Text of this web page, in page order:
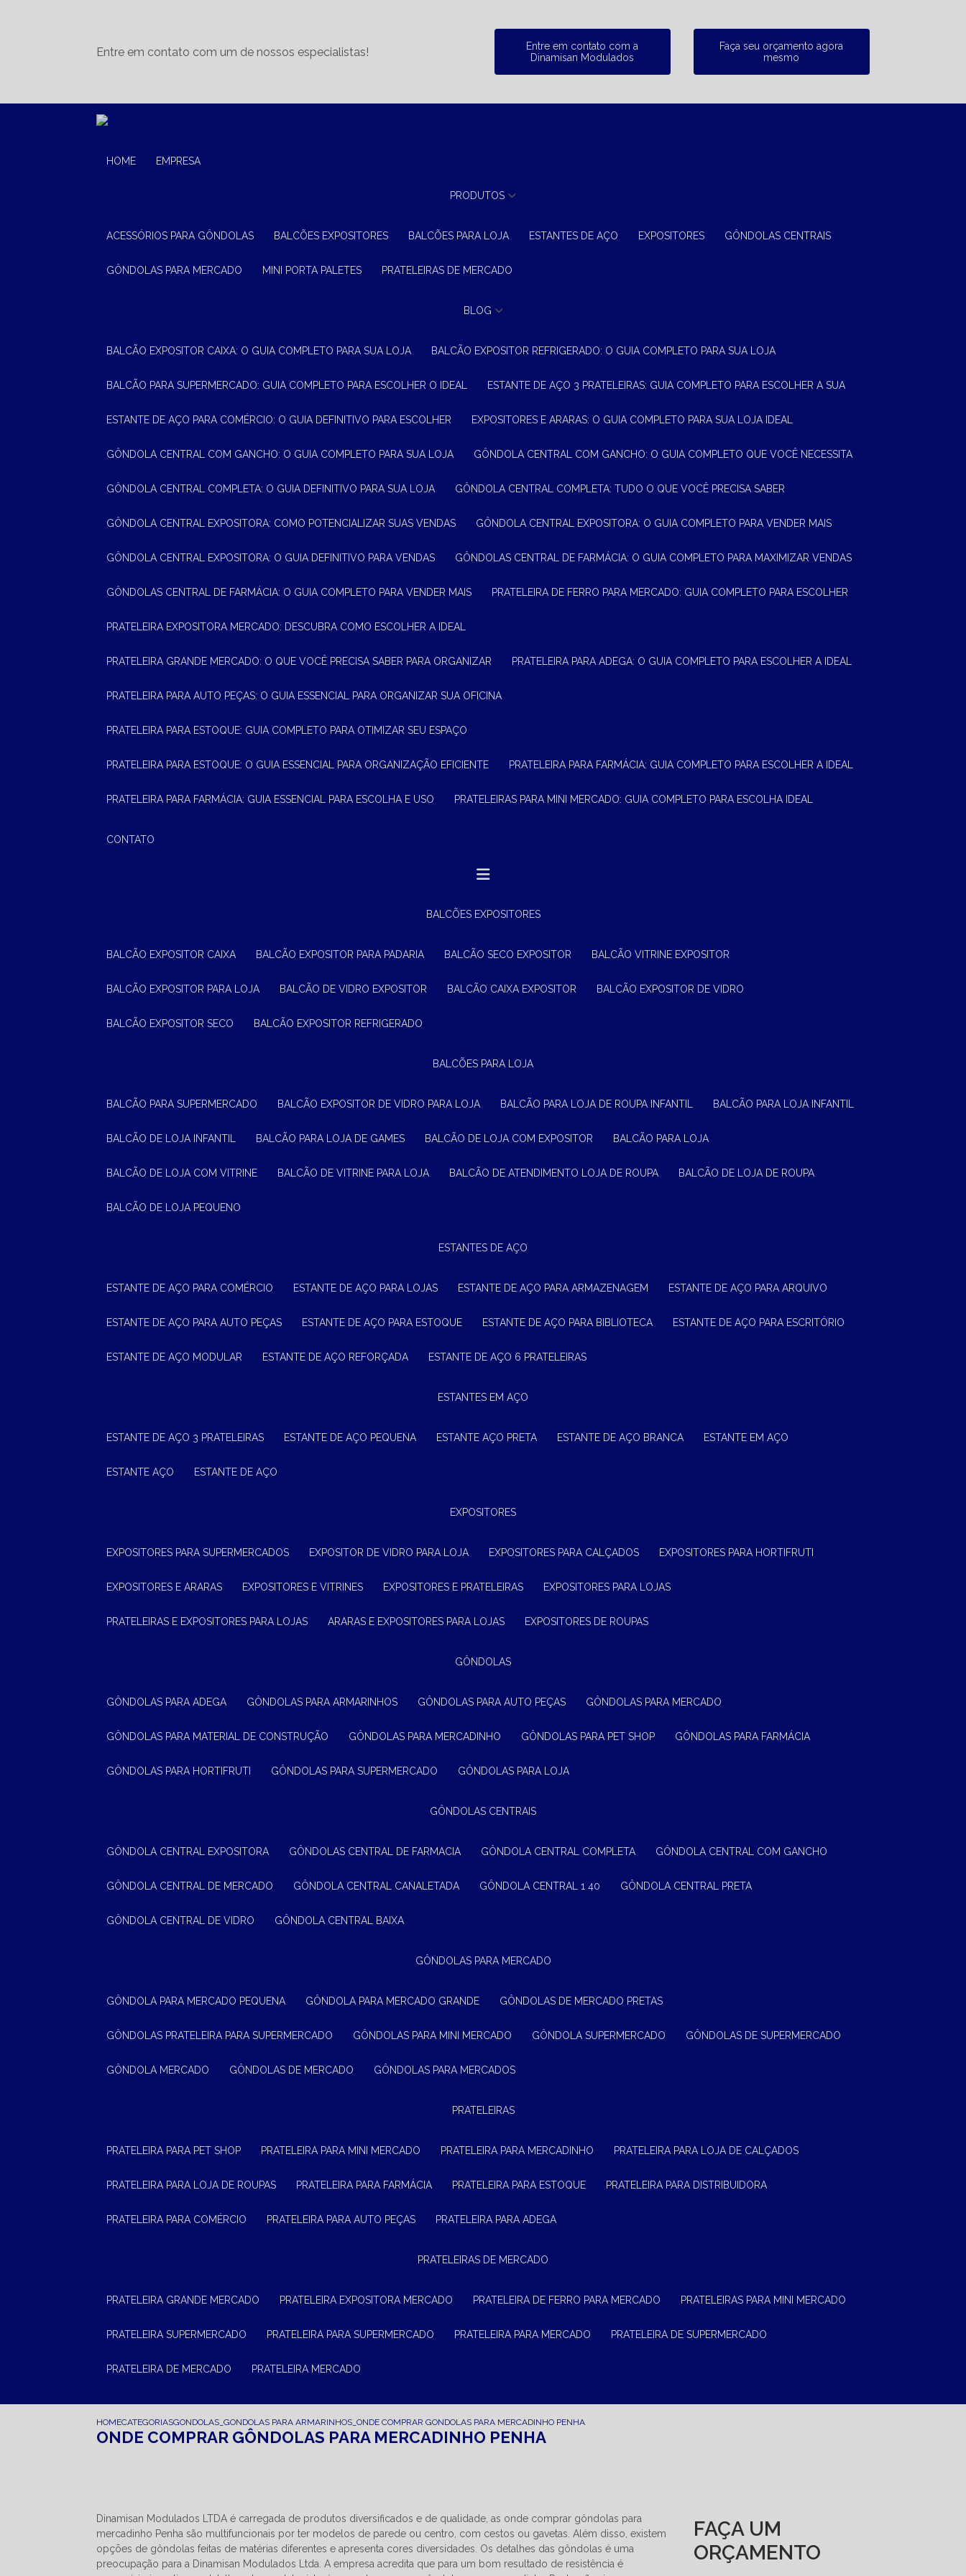
Entre em contato com um de nossos especialistas!
Entre em contato com a
Dinamisan Modulados
Faça seu orçamento agora
mesmo
HOME EMPRESA
PRODUTOS
ACESSÓRIOS PARA GÔNDOLAS BALCÕES EXPOSITORES BALCÕES PARA LOJA ESTANTES DE AÇO EXPOSITORES GÔNDOLAS CENTRAIS
GÔNDOLAS PARA MERCADO MINI PORTA PALETES PRATELEIRAS DE MERCADO
BLOG
BALCÃO EXPOSITOR CAIXA: O GUIA COMPLETO PARA SUA LOJA BALCÃO EXPOSITOR REFRIGERADO: O GUIA COMPLETO PARA SUA LOJA
BALCÃO PARA SUPERMERCADO: GUIA COMPLETO PARA ESCOLHER O IDEAL ESTANTE DE AÇO 3 PRATELEIRAS: GUIA COMPLETO PARA ESCOLHER A SUA
ESTANTE DE AÇO PARA COMÉRCIO: O GUIA DEFINITIVO PARA ESCOLHER EXPOSITORES E ARARAS: O GUIA COMPLETO PARA SUA LOJA IDEAL
GÔNDOLA CENTRAL COM GANCHO: O GUIA COMPLETO PARA SUA LOJA GÔNDOLA CENTRAL COM GANCHO: O GUIA COMPLETO QUE VOCÊ NECESSITA
GÔNDOLA CENTRAL COMPLETA: O GUIA DEFINITIVO PARA SUA LOJA GÔNDOLA CENTRAL COMPLETA: TUDO O QUE VOCÊ PRECISA SABER
GÔNDOLA CENTRAL EXPOSITORA: COMO POTENCIALIZAR SUAS VENDAS GÔNDOLA CENTRAL EXPOSITORA: O GUIA COMPLETO PARA VENDER MAIS
GÔNDOLA CENTRAL EXPOSITORA: O GUIA DEFINITIVO PARA VENDAS GÔNDOLAS CENTRAL DE FARMÁCIA: O GUIA COMPLETO PARA MAXIMIZAR VENDAS
GÔNDOLAS CENTRAL DE FARMÁCIA: O GUIA COMPLETO PARA VENDER MAIS PRATELEIRA DE FERRO PARA MERCADO: GUIA COMPLETO PARA ESCOLHER
PRATELEIRA EXPOSITORA MERCADO: DESCUBRA COMO ESCOLHER A IDEAL
PRATELEIRA GRANDE MERCADO: O QUE VOCÊ PRECISA SABER PARA ORGANIZAR PRATELEIRA PARA ADEGA: O GUIA COMPLETO PARA ESCOLHER A IDEAL
PRATELEIRA PARA AUTO PEÇAS: O GUIA ESSENCIAL PARA ORGANIZAR SUA OFICINA
PRATELEIRA PARA ESTOQUE: GUIA COMPLETO PARA OTIMIZAR SEU ESPAÇO
PRATELEIRA PARA ESTOQUE: O GUIA ESSENCIAL PARA ORGANIZAÇÃO EFICIENTE PRATELEIRA PARA FARMÁCIA: GUIA COMPLETO PARA ESCOLHER A IDEAL
PRATELEIRA PARA FARMÁCIA: GUIA ESSENCIAL PARA ESCOLHA E USO PRATELEIRAS PARA MINI MERCADO: GUIA COMPLETO PARA ESCOLHA IDEAL
CONTATO
BALCÕES EXPOSITORES
BALCÃO EXPOSITOR CAIXA BALCÃO EXPOSITOR PARA PADARIA BALCÃO SECO EXPOSITOR BALCÃO VITRINE EXPOSITOR
BALCÃO EXPOSITOR PARA LOJA BALCÃO DE VIDRO EXPOSITOR BALCÃO CAIXA EXPOSITOR BALCÃO EXPOSITOR DE VIDRO
BALCÃO EXPOSITOR SECO BALCÃO EXPOSITOR REFRIGERADO
BALCÕES PARA LOJA
BALCÃO PARA SUPERMERCADO BALCÃO EXPOSITOR DE VIDRO PARA LOJA BALCÃO PARA LOJA DE ROUPA INFANTIL BALCÃO PARA LOJA INFANTIL
BALCÃO DE LOJA INFANTIL BALCÃO PARA LOJA DE GAMES BALCÃO DE LOJA COM EXPOSITOR BALCÃO PARA LOJA
BALCÃO DE LOJA COM VITRINE BALCÃO DE VITRINE PARA LOJA BALCÃO DE ATENDIMENTO LOJA DE ROUPA BALCÃO DE LOJA DE ROUPA
BALCÃO DE LOJA PEQUENO
ESTANTES DE AÇO
ESTANTE DE AÇO PARA COMÉRCIO ESTANTE DE AÇO PARA LOJAS ESTANTE DE AÇO PARA ARMAZENAGEM ESTANTE DE AÇO PARA ARQUIVO
ESTANTE DE AÇO PARA AUTO PEÇAS ESTANTE DE AÇO PARA ESTOQUE ESTANTE DE AÇO PARA BIBLIOTECA ESTANTE DE AÇO PARA ESCRITÓRIO
ESTANTE DE AÇO MODULAR ESTANTE DE AÇO REFORÇADA ESTANTE DE AÇO 6 PRATELEIRAS
ESTANTES EM AÇO
ESTANTE DE AÇO 3 PRATELEIRAS ESTANTE DE AÇO PEQUENA ESTANTE AÇO PRETA ESTANTE DE AÇO BRANCA ESTANTE EM AÇO
ESTANTE AÇO ESTANTE DE AÇO
EXPOSITORES
EXPOSITORES PARA SUPERMERCADOS EXPOSITOR DE VIDRO PARA LOJA EXPOSITORES PARA CALÇADOS EXPOSITORES PARA HORTIFRUTI
EXPOSITORES E ARARAS EXPOSITORES E VITRINES EXPOSITORES E PRATELEIRAS EXPOSITORES PARA LOJAS
PRATELEIRAS E EXPOSITORES PARA LOJAS ARARAS E EXPOSITORES PARA LOJAS EXPOSITORES DE ROUPAS
GÔNDOLAS
GÔNDOLAS PARA ADEGA GÔNDOLAS PARA ARMARINHOS GÔNDOLAS PARA AUTO PEÇAS GÔNDOLAS PARA MERCADO
GÔNDOLAS PARA MATERIAL DE CONSTRUÇÃO GÔNDOLAS PARA MERCADINHO GÔNDOLAS PARA PET SHOP GÔNDOLAS PARA FARMÁCIA
GÔNDOLAS PARA HORTIFRUTI GÔNDOLAS PARA SUPERMERCADO GÔNDOLAS PARA LOJA
GÔNDOLAS CENTRAIS
GÔNDOLA CENTRAL EXPOSITORA GÔNDOLAS CENTRAL DE FARMACIA GÔNDOLA CENTRAL COMPLETA GÔNDOLA CENTRAL COM GANCHO
GÔNDOLA CENTRAL DE MERCADO GÔNDOLA CENTRAL CANALETADA GÔNDOLA CENTRAL 1 40 GÔNDOLA CENTRAL PRETA
GÔNDOLA CENTRAL DE VIDRO GÔNDOLA CENTRAL BAIXA
GÔNDOLAS PARA MERCADO
GÔNDOLA PARA MERCADO PEQUENA GÔNDOLA PARA MERCADO GRANDE GÔNDOLAS DE MERCADO PRETAS
GÔNDOLAS PRATELEIRA PARA SUPERMERCADO GÔNDOLAS PARA MINI MERCADO GÔNDOLA SUPERMERCADO GÔNDOLAS DE SUPERMERCADO
GÔNDOLA MERCADO GÔNDOLAS DE MERCADO GÔNDOLAS PARA MERCADOS
PRATELEIRAS
PRATELEIRA PARA PET SHOP PRATELEIRA PARA MINI MERCADO PRATELEIRA PARA MERCADINHO PRATELEIRA PARA LOJA DE CALÇADOS
PRATELEIRA PARA LOJA DE ROUPAS PRATELEIRA PARA FARMÁCIA PRATELEIRA PARA ESTOQUE PRATELEIRA PARA DISTRIBUIDORA
PRATELEIRA PARA COMÉRCIO PRATELEIRA PARA AUTO PEÇAS PRATELEIRA PARA ADEGA
PRATELEIRAS DE MERCADO
PRATELEIRA GRANDE MERCADO PRATELEIRA EXPOSITORA MERCADO PRATELEIRA DE FERRO PARA MERCADO PRATELEIRAS PARA MINI MERCADO
PRATELEIRA SUPERMERCADO PRATELEIRA PARA SUPERMERCADO PRATELEIRA PARA MERCADO PRATELEIRA DE SUPERMERCADO
PRATELEIRA DE MERCADO PRATELEIRA MERCADO
HOMECATEGORIASGONDOLAS_GONDOLAS PARA ARMARINHOS_ONDE COMPRAR GONDOLAS PARA MERCADINHO PENHA
ONDE COMPRAR GÔNDOLAS PARA MERCADINHO PENHA
Dinamisan Modulados LTDA é carregada de produtos diversificados e de qualidade, as onde comprar gôndolas para
mercadinho Penha são multifuncionais por ter modelos de parede ou centro, com cestos ou gavetas. Além disso, existem
opções de gôndolas feitas de matérias diferentes e apresenta cores diversidades. Os detalhes das gôndolas é uma
preocupação para a Dinamisan Modulados Ltda. A empresa acredita que para um bom resultado de resistência é
FAÇA UM
ORÇAMENTO